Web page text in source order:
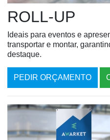
ROLL-UP
Ideais para eventos e
transportar e montar,
destaque.
PEDIR ORÇAMENTO